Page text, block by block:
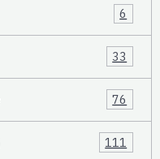
6
33
76
111